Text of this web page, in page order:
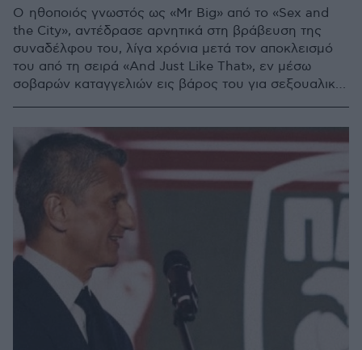
Ο ηθοποιός γνωστός ως «Mr Big» από το «Sex and
the City», αντέδρασε αρνητικά στη βράβευση της
συναδέλφου του, λίγα χρόνια μετά τον αποκλεισμό
του από τη σειρά «And Just Like That», εν μέσω
σοβαρών καταγγελιών εις βάρος του για σεξουαλική